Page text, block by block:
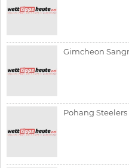
Gimcheon
Pohang